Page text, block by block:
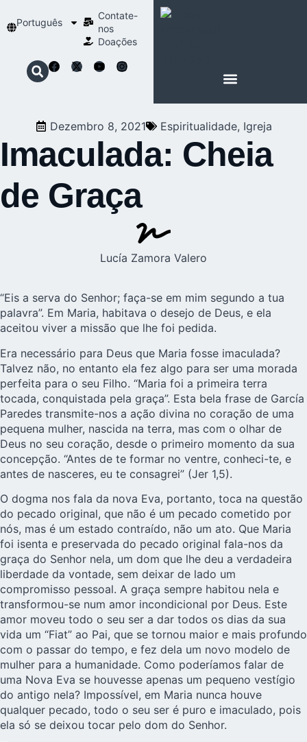
Português
Contate-
nos
Doações
Dezembro 8, 2021 Espiritualidade, Igreja
Imaculada: Cheia
de Graça
Lucía Zamora Valero
“Eis a serva do Senhor; faça-se em mim segundo a tua
palavra”. Em Maria, habitava o desejo de Deus, e ela
aceitou viver a missão que lhe foi pedida.
Era necessário para Deus que Maria fosse imaculada?
Talvez não, no entanto ela fez algo para ser uma morada
perfeita para o seu Filho. “Maria foi a primeira terra
tocada, conquistada pela graça”. Esta bela frase de García
Paredes transmite-nos a ação divina no coração de uma
pequena mulher, nascida na terra, mas com o olhar de
Deus no seu coração, desde o primeiro momento da sua
concepção. “Antes de te formar no ventre, conheci-te, e
antes de nasceres, eu te consagrei” (Jer 1,5).
O dogma nos fala da nova Eva, portanto, toca na questão
do pecado original, que não é um pecado cometido por
nós, mas é um estado contraído, não um ato. Que Maria
foi isenta e preservada do pecado original fala-nos da
graça do Senhor nela, um dom que lhe deu a verdadeira
liberdade da vontade, sem deixar de lado um
compromisso pessoal. A graça sempre habitou nela e
transformou-se num amor incondicional por Deus. Este
amor moveu todo o seu ser a dar todos os dias da sua
vida um “Fiat” ao Pai, que se tornou maior e mais profundo
com o passar do tempo, e fez dela um novo modelo de
mulher para a humanidade. Como poderíamos falar de
uma Nova Eva se houvesse apenas um pequeno vestígio
do antigo nela? Impossível, em Maria nunca houve
qualquer pecado, todo o seu ser é puro e imaculado, pois
ela só se deixou tocar pelo dom do Senhor.